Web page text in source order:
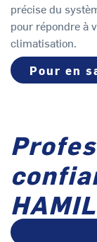
précise du
pour répondre à
climatisation.
Pour en